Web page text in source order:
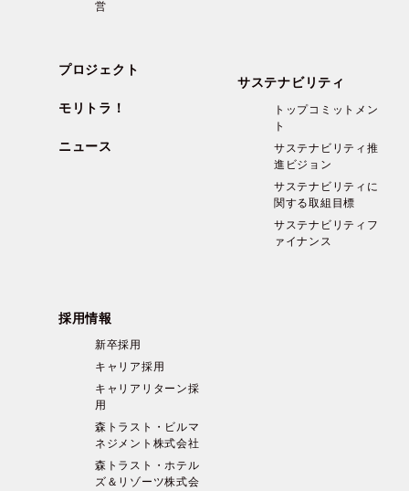
営
プロジェクト
モリトラ！
ニュース
サステナビリティ
トップコミットメン
ト
サステナビリティ推
進ビジョン
サステナビリティに
関する取組目標
サステナビリティフ
ァイナンス
採用情報
新卒採用
キャリア採用
キャリアリターン採
用
森トラスト・ビルマ
ネジメント株式会社
森トラスト・ホテル
ズ＆リゾーツ株式会